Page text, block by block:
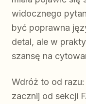
widocznego
być poprawna
detal, ale w
szansę na
Wdróż to od
zacznij od sekcji